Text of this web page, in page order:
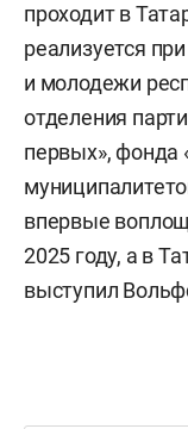
проходит в
реализуется
и молодежи
отделения
первых», фонда
впервые
2025 году, а в
выступил